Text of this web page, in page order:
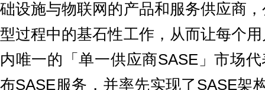
础设施与物联网的产品和服务供应商
型过程中的基石性工作，从而让每个
内唯一的「单一供应商SASE」市场
布SASE服务，并率先实现了SASE架